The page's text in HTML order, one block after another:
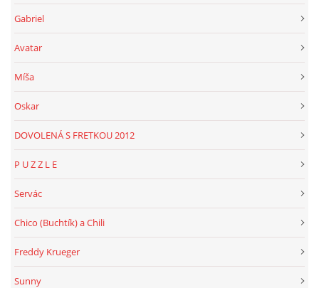
Gabriel
Avatar
Míša
Oskar
DOVOLENÁ S FRETKOU 2012
P U Z Z L E
Servác
Chico (Buchtík) a Chili
Freddy Krueger
Sunny